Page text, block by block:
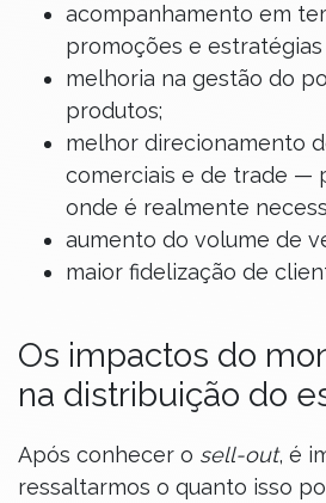
acompanhamento em
promoções e estratégias
melhoria na gestão do
produtos;
melhor direcionamento
comerciais e de trade —
onde é realmente
aumento do volume de
maior fidelização de
Os impactos do
na distribuição do
Após conhecer o sell-out, é
ressaltarmos o quanto isso